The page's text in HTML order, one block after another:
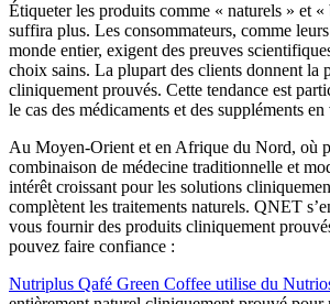
Étiqueter les produits comme « naturels » et
suffira plus. Les consommateurs, comme
monde entier, exigent des preuves
choix sains. La plupart des clients donnent la
cliniquement prouvés. Cette tendance est
le cas des médicaments et des suppléments
Au Moyen-Orient et en Afrique du Nord, où
combinaison de médecine traditionnelle et
intérêt croissant pour les solutions
complètent les traitements naturels. QNET
vous fournir des produits cliniquement
pouvez faire confiance :
Nutriplus Qafé Green Coffee utilise du